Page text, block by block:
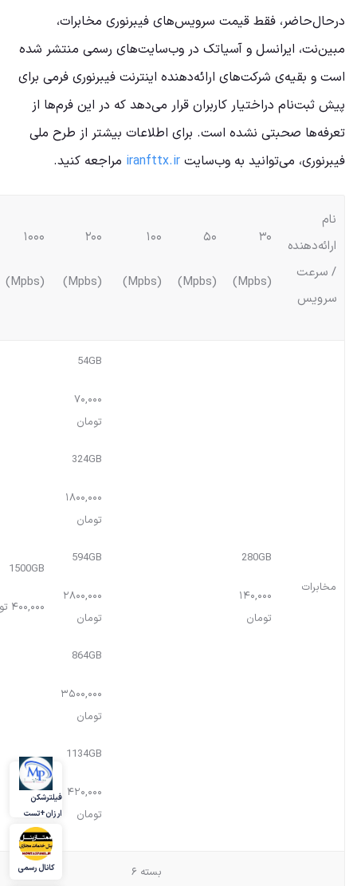
در‌حال‌حاضر، فقط قیمت سرویس‌های فیبرنوری مخابرات،
مبین‌نت، ایرانسل و آسیاتک در وب‌سایت‌های رسمی منتشر شده
است و بقیه‌ی شرکت‌های ارائه‌دهنده اینترنت فیبرنوری فرمی برای
پیش ثبت‌نام در‌اختیار کاربران قرار می‌دهد که در این فرم‌ها از
تعرفه‌ها صحبتی نشده است. برای اطلاعات بیشتر از طرح ملی
فیبرنوری، می‌توانید به وب‌سایت iranfttx.ir مراجعه کنید.
نام
ارائه‌دهنده
/ سرعت
سرویس
۳۰
(Mpbs)
۵۰
(Mpbs)
۱۰۰
(Mpbs)
۲۰۰
(Mpbs)
۱۰۰۰
(Mpbs)
مخابرات
280GB
۱۴۰,۰۰۰
تومان
54GB
۷۰,۰۰۰
تومان
324GB
۱۸۰۰,۰۰۰
تومان
594GB
۲۸۰۰,۰۰۰
تومان
864GB
۳۵۰۰,۰۰۰
تومان
1134GB
۴۲۰,۰۰۰
تومان
1500GB
۴۰۰,۰۰۰ تومان
بسته ۶
فیلترشکن
ارزان+تست
کانال رسمی